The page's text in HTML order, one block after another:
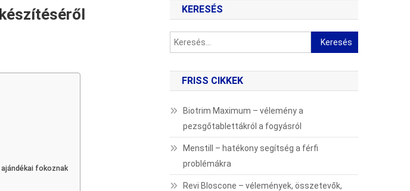
fokoznak
KERESÉS
Keresés:
FRISS CIKKEK
Biotrim Maximum – vélemény a
pezsgőtablettákról a fogyásról
Menstill – hatékony segítség a férfi
problémákra
Revi Bloscone – vélemények, összetevők,